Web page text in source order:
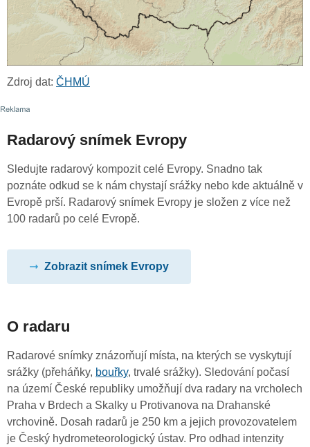
Zdroj dat: ČHMÚ
Radarový snímek Evropy
Sledujte radarový kompozit celé Evropy. Snadno tak
poznáte odkud se k nám chystají srážky nebo kde aktuálně v
Evropě prší. Radarový snímek Evropy je složen z více než
100 radarů po celé Evropě.
Zobrazit snímek Evropy
O radaru
Radarové snímky znázorňují místa, na kterých se vyskytují
srážky (přeháňky, bouřky, trvalé srážky). Sledování počasí
na území České republiky umožňují dva radary na vrcholech
Praha v Brdech a Skalky u Protivanova na Drahanské
vrchovině. Dosah radarů je 250 km a jejich provozovatelem
je Český hydrometeorologický ústav. Pro odhad intenzity